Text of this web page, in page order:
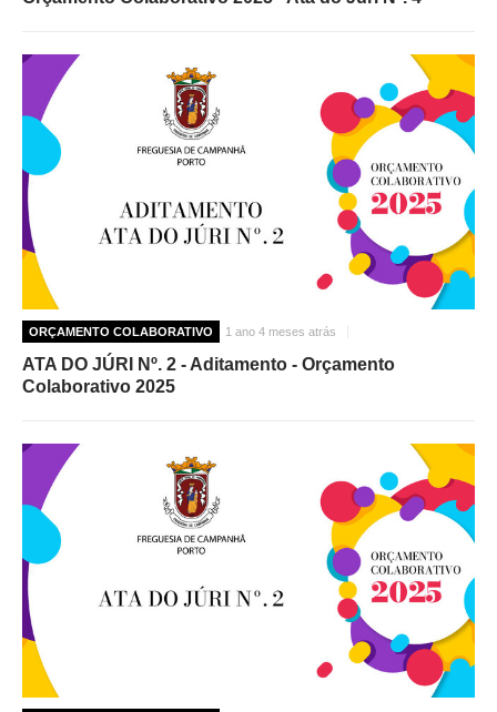
ORÇAMENTO COLABORATIVO 1 ano 4 meses atrás
ATA DO JÚRI Nº. 2 - Aditamento - Orçamento
Colaborativo 2025